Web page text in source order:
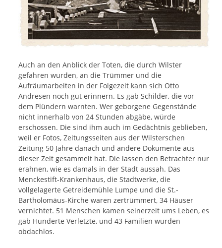
Auch an den Anblick der Toten, die durch Wilster
gefahren wurden, an die Trümmer und die
Aufräumarbeiten in der Folgezeit kann sich Otto
Andresen noch gut erinnern. Es gab Schilder, die vor
dem Plündern warnten. Wer geborgene Gegenstände
nicht innerhalb von 24 Stunden abgäbe, würde
erschossen. Die sind ihm auch im Gedächtnis geblieben,
weil er Fotos, Zeitungsseiten aus der Wilsterschen
Zeitung 50 Jahre danach und andere Dokumente aus
dieser Zeit gesammelt hat. Die lassen den Betrachter nur
erahnen, wie es damals in der Stadt aussah. Das
Menckestift-Krankenhaus, die Stadtwerke, die
vollgelagerte Getreidemühle Lumpe und die St.-
Bartholomäus-Kirche waren zertrümmert, 34 Häuser
vernichtet. 51 Menschen kamen seinerzeit ums Leben, es
gab Hunderte Verletzte, und 43 Familien wurden
obdachlos.